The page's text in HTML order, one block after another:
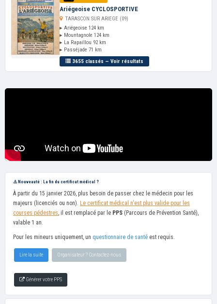
Ariégeoise CYCLOSPORTIVE
TARASCON SUR ARIEGE (09)
▸ Ariégeoise 124 km
▸ Mountagnole 124 km
▸ La Rapaillou 92 km
▸ Passéjade 71 km
3655 classés — Voir résultats
⚠️ Nouveauté : La fin du certificat médical ?
À partir du 15 janvier 2026, plus besoin de passer chez le médecin pour les
majeurs (licenciés ou non). Le certificat médical n'est plus valide pour les
courses pédestres, il est remplacé par le PPS (Parcours de Prévention Santé),
valable 1 an.
Pour les mineurs uniquement, un questionnaire de santé est requis.
Lire la suite Organisateur ? Contactez-nous
Générer votre PPS